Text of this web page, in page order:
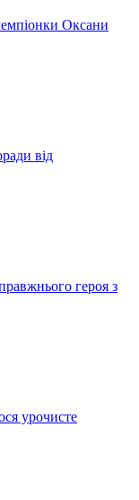
Оксани
від
героя з
урочисте